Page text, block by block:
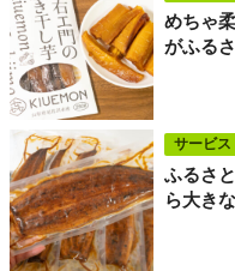
めちゃ
がふる
サービス
ふるさ
ら大き